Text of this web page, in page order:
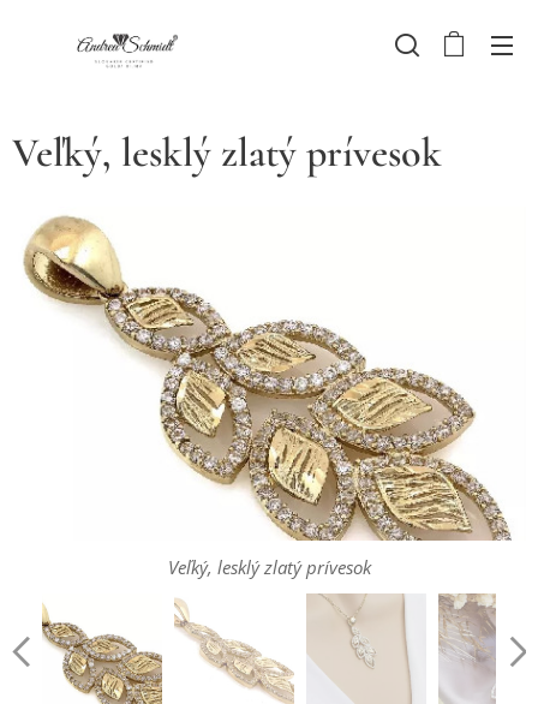
Veľký, lesklý zlatý prívesok
Veľký, lesklý zlatý prívesok
Veľký, lesklý zlatý prívesok